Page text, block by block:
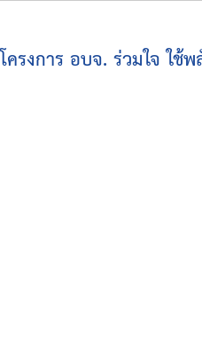
โครงการ อบจ. ร่วมใจ ใ